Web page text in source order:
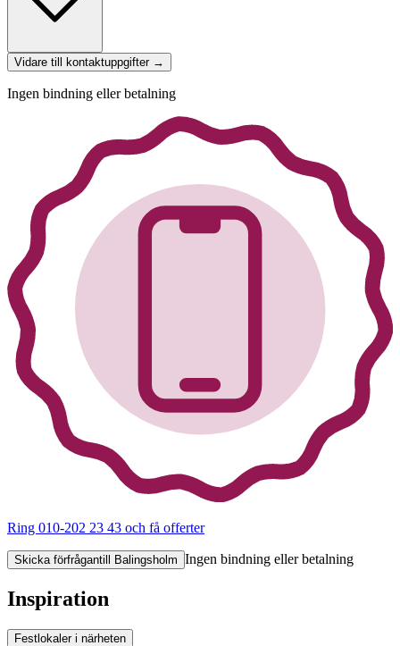
Vidare till kontaktuppgifter →
Ingen bindning eller betalning
Ring 010-202 23 43 och få offerter
Skicka förfrågantill Balingsholm Ingen bindning eller betalning
Inspiration
Festlokaler i närheten